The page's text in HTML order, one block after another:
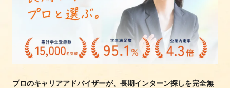
プロのキャリアアドバイザーが、長期インターン探しを完全無